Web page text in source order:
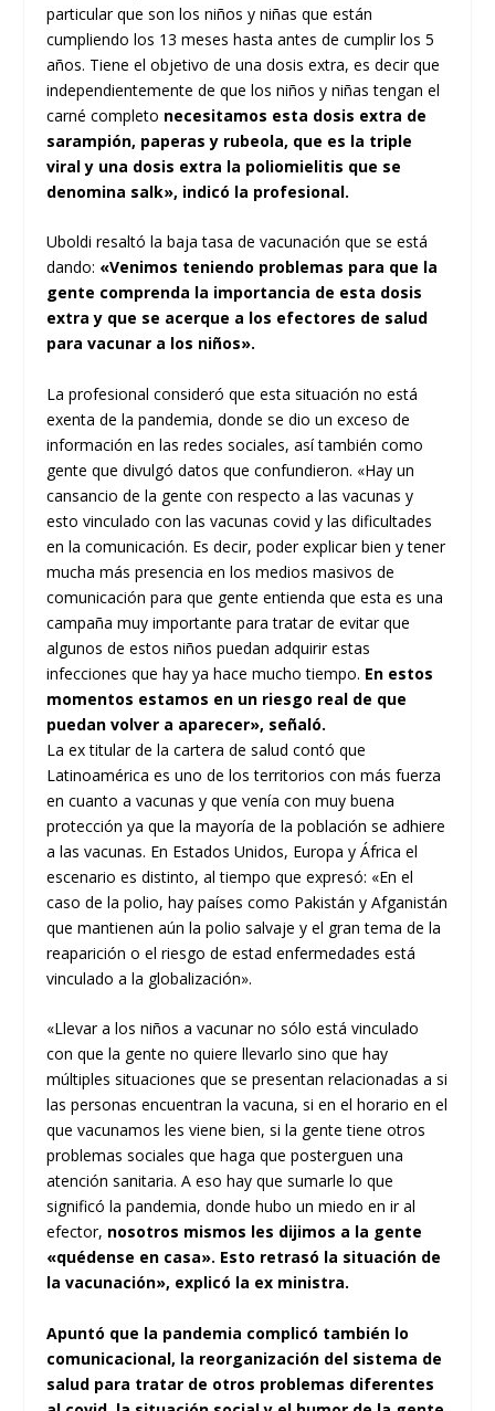
particular que son los niños y niñas que están
cumpliendo los 13 meses hasta antes de cumplir los 5
años. Tiene el objetivo de una dosis extra, es decir que
independientemente de que los niños y niñas tengan el
carné completo necesitamos esta dosis extra de
sarampión, paperas y rubeola, que es la triple
viral y una dosis extra la poliomielitis que se
denomina salk», indicó la profesional.
Uboldi resaltó la baja tasa de vacunación que se está
dando: «Venimos teniendo problemas para que la
gente comprenda la importancia de esta dosis
extra y que se acerque a los efectores de salud
para vacunar a los niños».
La profesional consideró que esta situación no está
exenta de la pandemia, donde se dio un exceso de
información en las redes sociales, así también como
gente que divulgó datos que confundieron. «Hay un
cansancio de la gente con respecto a las vacunas y
esto vinculado con las vacunas covid y las dificultades
en la comunicación. Es decir, poder explicar bien y tener
mucha más presencia en los medios masivos de
comunicación para que gente entienda que esta es una
campaña muy importante para tratar de evitar que
algunos de estos niños puedan adquirir estas
infecciones que hay ya hace mucho tiempo. En estos
momentos estamos en un riesgo real de que
puedan volver a aparecer», señaló.
La ex titular de la cartera de salud contó que
Latinoamérica es uno de los territorios con más fuerza
en cuanto a vacunas y que venía con muy buena
protección ya que la mayoría de la población se adhiere
a las vacunas. En Estados Unidos, Europa y África el
escenario es distinto, al tiempo que expresó: «En el
caso de la polio, hay países como Pakistán y Afganistán
que mantienen aún la polio salvaje y el gran tema de la
reaparición o el riesgo de estad enfermedades está
vinculado a la globalización».
«Llevar a los niños a vacunar no sólo está vinculado
con que la gente no quiere llevarlo sino que hay
múltiples situaciones que se presentan relacionadas a si
las personas encuentran la vacuna, si en el horario en el
que vacunamos les viene bien, si la gente tiene otros
problemas sociales que haga que posterguen una
atención sanitaria. A eso hay que sumarle lo que
significó la pandemia, donde hubo un miedo en ir al
efector, nosotros mismos les dijimos a la gente
«quédense en casa». Esto retrasó la situación de
la vacunación», explicó la ex ministra.
Apuntó que la pandemia complicó también lo
comunicacional, la reorganización del sistema de
salud para tratar de otros problemas diferentes